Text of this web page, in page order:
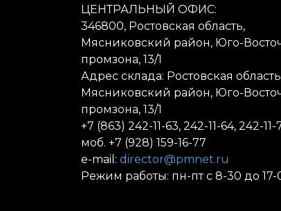
ЦЕНТРАЛЬНЫЙ ОФИС:
346800, Ростовская область,
Мясниковский район, Юго-
промзона, 13/1
Адрес склада: Ростовская
Мясниковский район, Юго-
промзона, 13/1
+7 (863) 242-11-63, 242-11-64, 242-11-
моб. +7 (928) 159-16-77
e-mail: director@pmnet.ru
Режим работы: пн-пт с 8-30 до 17-